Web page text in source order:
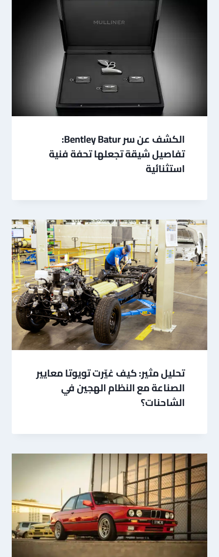
الكشف عن سر Bentley Batur:
تفاصيل شيقة تجعلها تحفة فنية
استثنائية
تحليل مثير: كيف غيّرت تويوتا معايير
الصناعة مع النظام الهجين في
الشاحنات؟